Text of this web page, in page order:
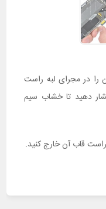
را در مجرای لبه راست
دهید تا خشاب سیم
قاب آن خارج کنید.